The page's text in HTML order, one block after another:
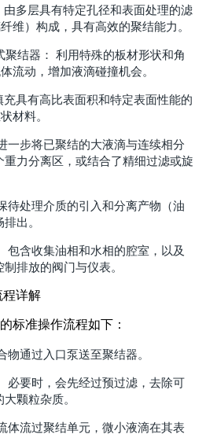
由多层具有特定孔径和表面处理的滤
维）构成，具有高效的聚结能力。
聚结器： 利用特殊的板材形状和角
流动，增加液滴碰撞机会。
具有高比表面积和特定表面性能的
材料。
一步将已聚结的大液滴与连续相分
力分离区，或结合了精细过滤或旋
待处理介质的引入和分离产物（油
出。
包含收集油相和水相的腔室，以及
排放的阀门与仪表。
程详解
标准操作流程如下：
物通过入口泵送至聚结器。
必要时，会先经过预过滤，去除可
颗粒杂质。
体流过聚结单元，微小液滴在其表